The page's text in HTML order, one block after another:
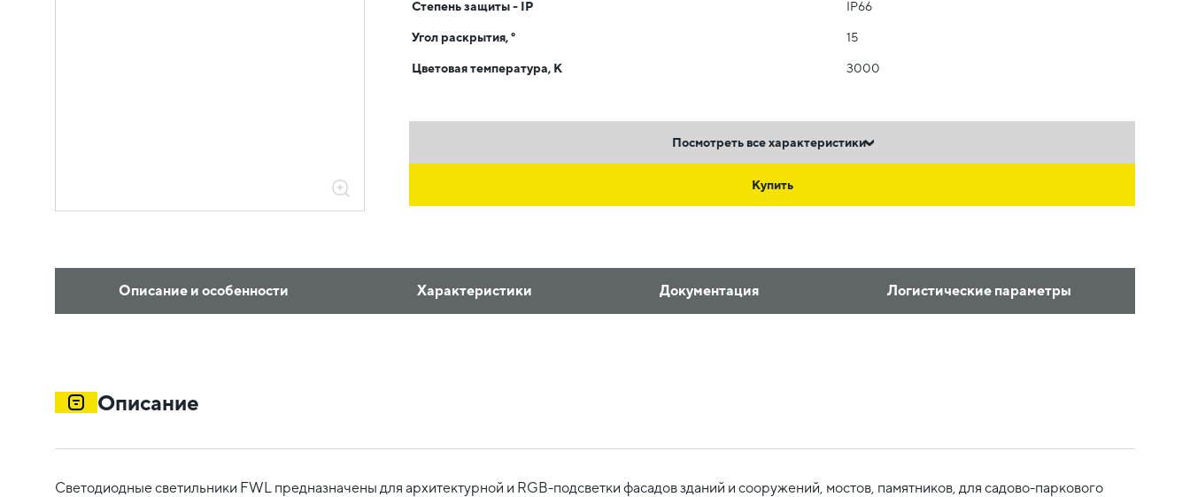
Степень защиты - IP IP66
Угол раскрытия, ° 15
Цветовая температура, К 3000
Посмотреть все характеристики
Купить
Описание и особенности Характеристики Документация Логистические параметры
Описание
Светодиодные светильники FWL предназначены для архитектурной и RGB-подсветки фасадов зданий и сооружений, мостов, памятников, для садово-паркового